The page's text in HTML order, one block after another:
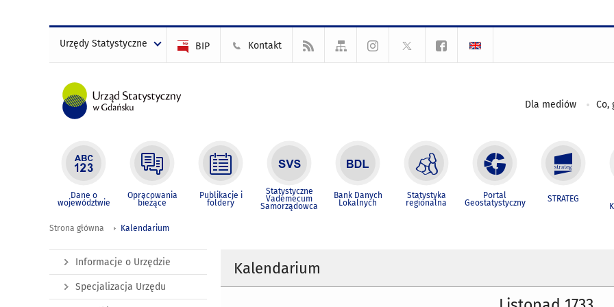
Urzędy Statystyczne BIP Kontakt
Dla mediów Co,
Dane o
województwie
Opracowania
bieżące
Publikacje i
foldery
Statystyczne
Vademecum
Samorządowca
Bank Danych
Lokalnych
Statystyka
regionalna
Portal
Geostatystyczny STRATEG
Strona główna Kalendarium
Kalendarium
Informacje o Urzędzie
Specjalizacja Urzędu